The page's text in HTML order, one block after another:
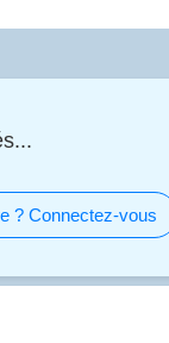
? Connectez-vous